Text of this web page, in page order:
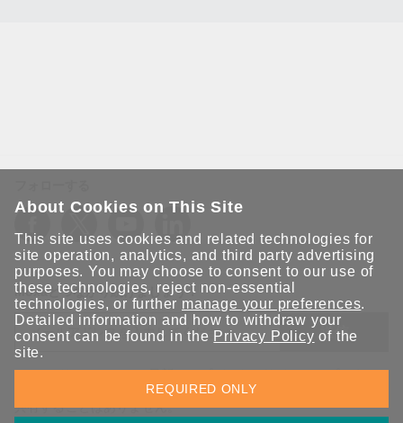
Moxaとつながり続けましょう！
送信
Moxaソリューションの最新アップデートにサインアップしま
す。 Moxaではプライバシーを尊重しており、メールを他の人と
共有することはありません。
About Cookies on This Site
This site uses cookies and related technologies for
site operation, analytics, and third party advertising
purposes. You may choose to consent to our use of
these technologies, reject non-essential
technologies, or further manage your preferences.
Detailed information and how to withdraw your
consent can be found in the Privacy Policy of the
site.
REQUIRED ONLY